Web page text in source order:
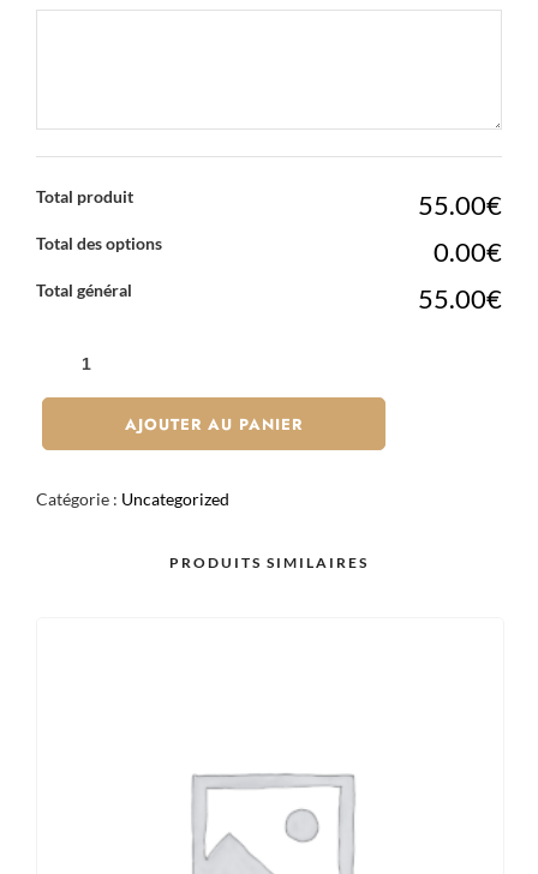
Total produit 55.00€
Total des options 0.00€
Total général 55.00€
DUO
PIÈCES
AJOUTER AU PANIER
Catégorie : Uncategorized
PRODUITS SIMILAIRES